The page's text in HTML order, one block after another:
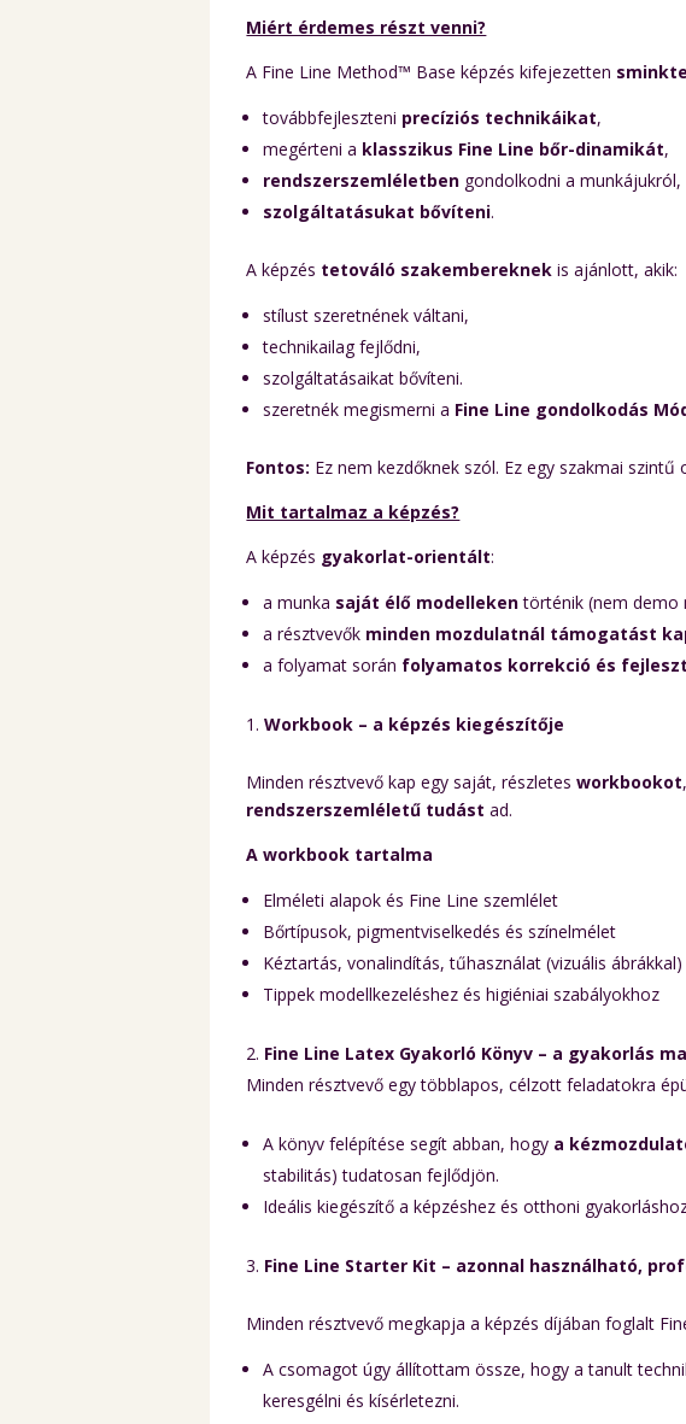
Miért érdemes részt venni?
A Fine Line Method™ Base képzés kifejezetten
továbbfejleszteni precíziós technikáikat,
megérteni a klasszikus Fine Line bőr-dinamikát,
rendszerszemléletben gondolkodni a munkájukról,
szolgáltatásukat bővíteni.
A képzés tetováló szakembereknek is ajánlott, akik:
stílust szeretnének váltani,
technikailag fejlődni,
szolgáltatásaikat bővíteni.
szeretnék megismerni a Fine Line gondolkodás
Fontos: Ez nem kezdőknek szól. Ez egy szakmai
Mit tartalmaz a képzés?
A képzés gyakorlat-orientált:
a munka saját élő modellekentörténik (nem demo
a résztvevők minden mozdulatnál támogatást
a folyamat során folyamatos korrekció és
Workbook – a képzés kiegészítője
Minden résztvevő kap egy saját, részletesworkbookot
rendszerszemléletű tudást ad.
A workbook tartalma
Elméleti alapok és Fine Line szemlélet
Bőrtípusok, pigmentviselkedés és színelmélet
Kéztartás, vonalindítás, tűhasználat (vizuális ábrákkal)
Tippek modellkezeléshez és higiéniai szabályokhoz
Fine Line Latex Gyakorló Könyv – a gyakorlás
Minden résztvevő egy többlapos, célzott feladatokra
A könyv felépítése segít abban, hogy a
stabilitás) tudatosan fejlődjön.
Ideális kiegészítő a képzéshez és otthoni
Fine Line Starter Kit – azonnal használható,
Minden résztvevő megkapja a képzés díjában foglalt
A csomagot úgy állítottam össze, hogy a tanult
keresgélni és kísérletezni.